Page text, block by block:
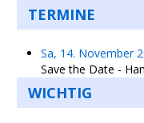
TERMINE
Sa, 14. November
Save the Date -
WICHTIG